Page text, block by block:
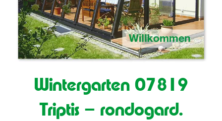
Wintergarten 07819
Triptis – rondogard.